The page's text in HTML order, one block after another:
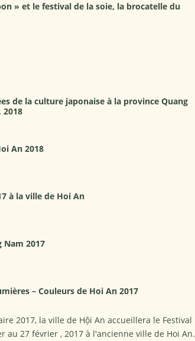
» et le festival de la soie, la brocatelle du
de la culture japonaise à la province Quang
2018
An 2018
à la ville de Hoi An
Nam 2017
– Couleurs de Hoi An 2017
2017, la ville de Hội An accueillera le Festival
au 27 février , 2017 à l'ancienne ville de Hoi An.